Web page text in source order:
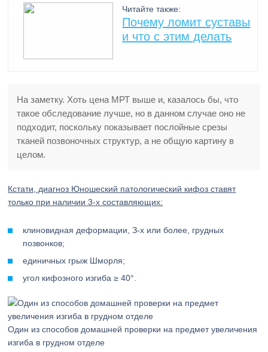
Читайте также:
Почему ломит суставы
и что с этим делать
На заметку. Хоть цена МРТ выше и, казалось бы, что
такое обследование лучше, но в данном случае оно не
подходит, поскольку показывает послойные срезы
тканей позвоночных структур, а не общую картину в
целом.
Кстати, диагноз Юношеский патологический кифоз ставят
только при наличии 3-х составляющих:
клиновидная деформации, З-х или более, грудных
позвонков;
единичных грыж Шморля;
угол кифозного изгиба ≥ 40°.
Один из способов домашней проверки на предмет увеличения
изгиба в грудном отделе